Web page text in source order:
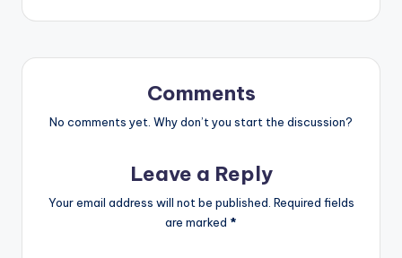
Comments
No comments yet. Why don’t you start the discussion?
Leave a Reply
Your email address will not be published. Required fields
are marked *